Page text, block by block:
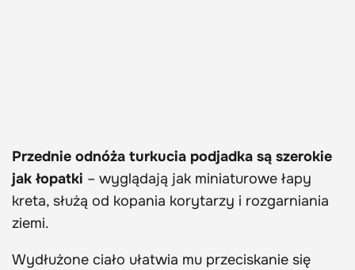
Przednie odnóża turkucia podjadka są szerokie
jak łopatki – wyglądają jak miniaturowe łapy
kreta, służą od kopania korytarzy i rozgarniania
ziemi.
Wydłużone ciało ułatwia mu przeciskanie się